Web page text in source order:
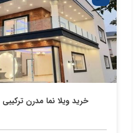
خرید ویلا نما مدرن ترکیبی 280 متری